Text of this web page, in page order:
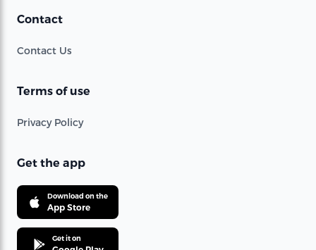
Contact
Contact Us
Terms of use
Privacy Policy
Get the app
Download on the
App Store
Get it on